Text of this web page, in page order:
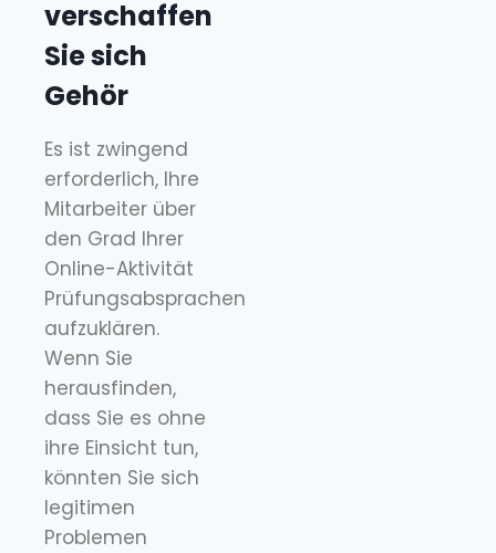
verschaffen
Sie sich
Gehör
Es ist zwingend
erforderlich, Ihre
Mitarbeiter über
den Grad Ihrer
Online-Aktivität
Prüfungsabsprachen
aufzuklären.
Wenn Sie
herausfinden,
dass Sie es ohne
ihre Einsicht tun,
könnten Sie sich
legitimen
Problemen